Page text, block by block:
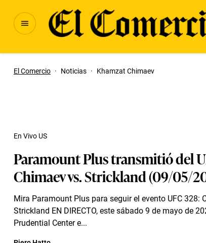
El Comercio · Noticias · Khamzat Chimaev
Paramount Plus transmitió del
Chimaev vs. Strickland (09/05/
Mira Paramount Plus para seguir el evento UFC 328:
Strickland EN DIRECTO, este sábado 9 de mayo de
Prudential Center e...
En Vivo US